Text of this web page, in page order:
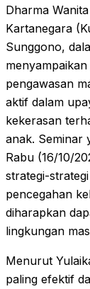
Dharma
Kartanegara
Sunggono,
pengawasan
aktif dalam
kekerasan
anak. Seminar
Rabu (16/10/
strategi-
pencegahan
diharapkan
lingkungan
Menurut
paling efektif